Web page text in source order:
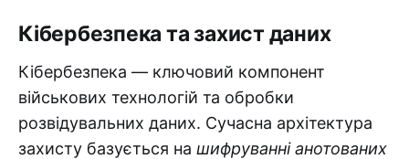
Кібербезпека та захист даних
Кібербезпека — ключовий компонент
військових технологій та обробки
розвідувальних даних. Сучасна архітектура
захисту базується на шифруванні анотованих